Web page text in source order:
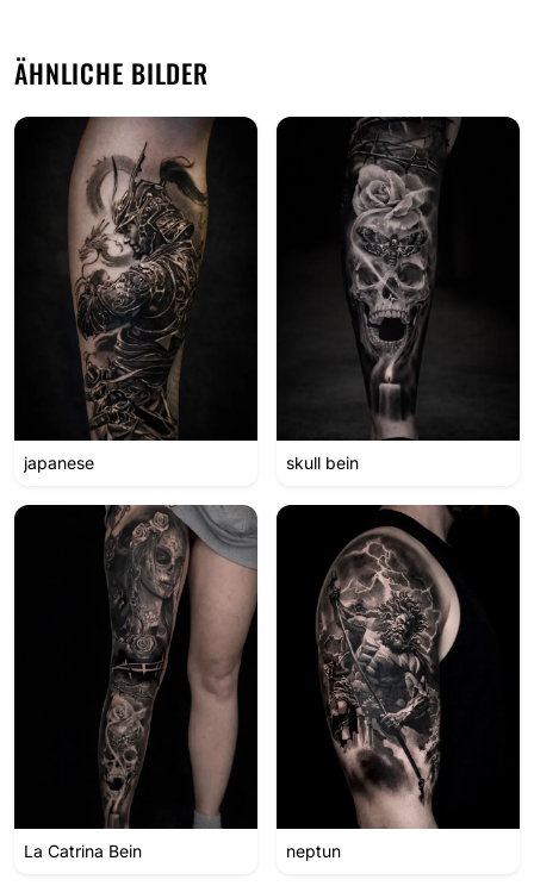
ÄHNLICHE BILDER
japanese skull bein
La Catrina Bein neptun